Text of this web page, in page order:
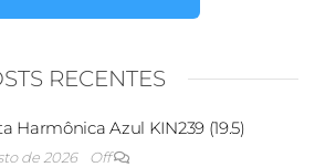
RECENTES
Harmônica Azul KIN239 (19.5)
de 2026 Off